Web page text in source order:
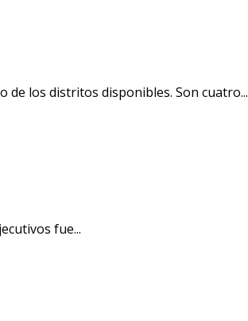
de los distritos disponibles. Son cuatro...
fue...